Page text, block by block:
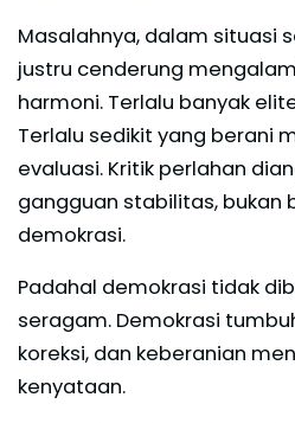
Masalahnya, dalam situasi
justru cenderung
harmoni. Terlalu banyak
Terlalu sedikit yang berani
evaluasi. Kritik perlahan
gangguan stabilitas, bukan
demokrasi.
Padahal demokrasi tidak
seragam. Demokrasi
koreksi, dan keberanian
kenyataan.